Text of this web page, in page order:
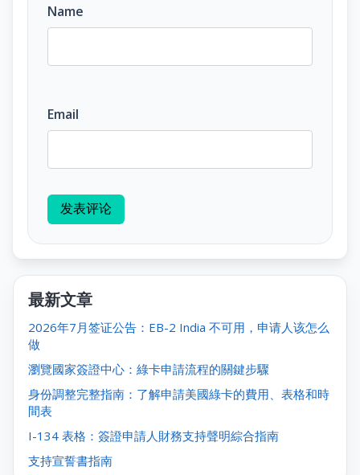
Name
Email
发表评论
最新文章
2026年7月签证公告：EB-2 India 不可用，申请人该怎么
做
瀏覽國家簽證中心：綠卡申請流程的關鍵步驟
身份調整完整指南：了解申請美國綠卡的費用、表格和時
間表
I-134 表格：簽證申請人財務支持聲明綜合指南
支持宣誓書指南